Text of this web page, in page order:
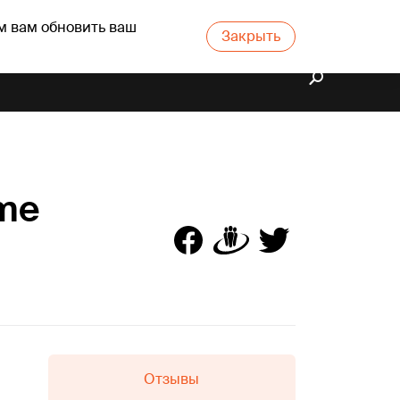
вам обновить ваш Закрыть
Отзывы